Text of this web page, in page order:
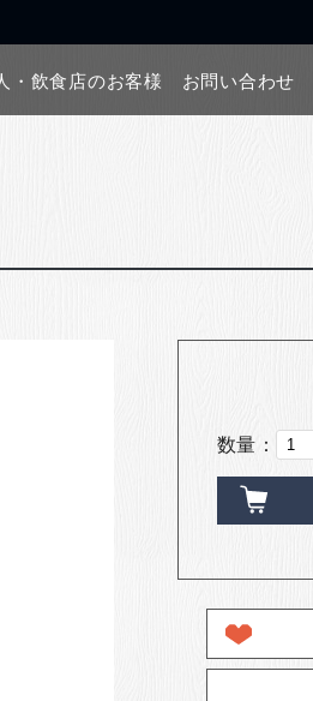
・飲食店のお客様 お問い合わせ
数量：